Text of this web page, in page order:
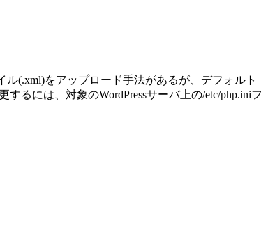
ル(.xml)をアップロード手法があるが、デフォルト
るには、対象のWordPressサーバ上の/etc/php.iniフ